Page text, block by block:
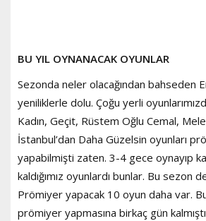
BU YIL OYNANACAK OYUNLAR
Sezonda neler olacağından bahseden
yeniliklerle dolu. Çoğu yerli
Kadın, Geçit, Rüstem Oğlu Cemal,
İstanbul’dan Daha Güzelsin oyunları
yapabilmişti zaten. 3-4 gece oynayıp
kaldığımız oyunlardı bunlar. Bu sezon
Prömiyer yapacak 10 oyun daha var.
prömiyer yapmasına birkaç gün